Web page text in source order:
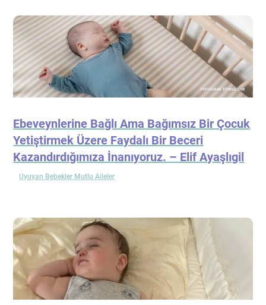
Ebeveynlerine Bağlı Ama Bağımsız Bir Çocuk
Yetiştirmek Üzere Faydalı Bir Beceri
Kazandırdığımıza İnanıyoruz. – Elif Ayaşlıgil
Uyuyan Bebekler Mutlu Aileler